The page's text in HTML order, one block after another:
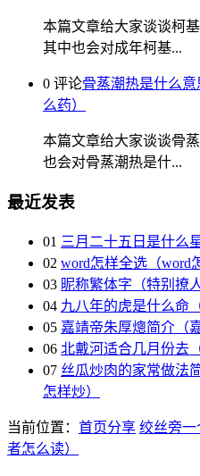
本篇文章给大家谈谈柯
其中也会对成年柯基...
0 评论骨蒸潮热是什么
么药）
本篇文章给大家谈谈骨
也会对骨蒸潮热是什...
最近发表
01 三月二十五日是什么
02 word怎样全选（word
03 昵称繁体字（特别撩
04 九八年的虎是什么命
05 嘉靖帝朱厚熜简介（
06 北戴河适合几月份去
07 丝瓜炒肉的家常做法
怎样炒）
当前位置： 首页分享 绞丝旁一
者怎么读）